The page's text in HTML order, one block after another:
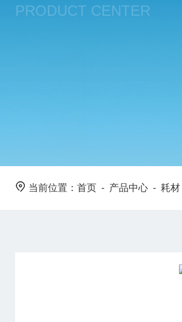
PRODUCT CENTER
当前位置： 首页 - 产品中心 - 耗材